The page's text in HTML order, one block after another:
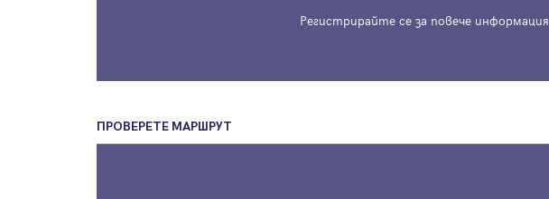
Регистрирайте се за повече информация
ПРОВЕРЕТЕ МАРШРУТ